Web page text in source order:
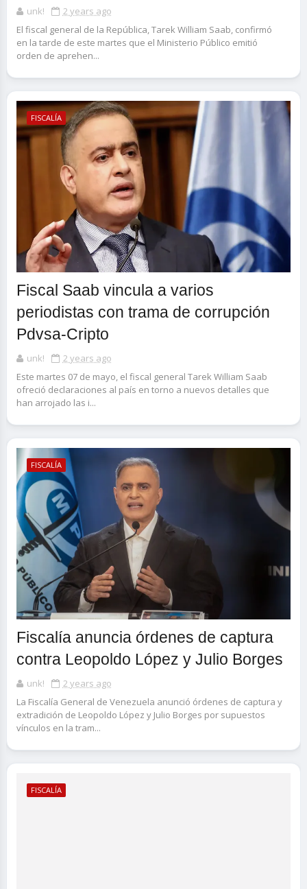
unk!
2 years ago
El fiscal general de la República, Tarek William Saab, confirmó
en la tarde de este martes que el Ministerio Público emitió
orden de aprehen...
FISCALÍA
Fiscal Saab vincula a varios
periodistas con trama de corrupción
Pdvsa-Cripto
unk!
2 years ago
Este martes 07 de mayo, el fiscal general Tarek William Saab
ofreció declaraciones al país en torno a nuevos detalles que
han arrojado las i...
FISCALÍA
Fiscalía anuncia órdenes de captura
contra Leopoldo López y Julio Borges
unk!
2 years ago
La Fiscalía General de Venezuela anunció órdenes de captura y
extradición de Leopoldo López y Julio Borges por supuestos
vínculos en la tram...
FISCALÍA